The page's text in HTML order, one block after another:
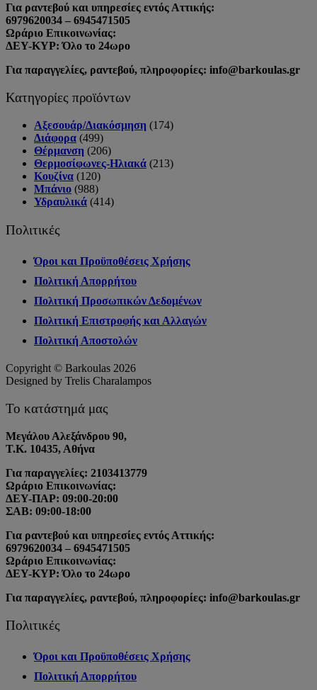
Για ραντεβού και υπηρεσίες εντός Αττικής:
6979620034 – 6945471505
Ωράριο Επικοινωνίας:
ΔΕΥ-ΚΥΡ: Όλο το 24ωρο
Για παραγγελίες, ραντεβού, πληροφορίες: info@barkoulas.gr
Κατηγορίες προϊόντων
Αξεσουάρ/Διακόσμηση (174)
Διάφορα (499)
Θέρμανση (206)
Θερμοσίφωνες-Ηλιακά (213)
Κουζίνα (120)
Μπάνιο (988)
Υδραυλικά (414)
Πολιτικές
Όροι και Προϋποθέσεις Χρήσης
Πολιτική Απορρήτου
Πολιτική Προσωπικών Δεδομένων
Πολιτική Επιστροφής και Αλλαγών
Πολιτική Αποστολών
Copyright © Barkoulas 2026
Designed by Trelis Charalampos
Το κατάστημά μας
Μεγάλου Αλεξάνδρου 90,
Τ.Κ. 10435, Αθήνα
Για παραγγελίες: 2103413779
Ωράριο Επικοινωνίας:
ΔΕΥ-ΠΑΡ: 09:00-20:00
ΣΑΒ: 09:00-18:00
Για ραντεβού και υπηρεσίες εντός Αττικής:
6979620034 – 6945471505
Ωράριο Επικοινωνίας:
ΔΕΥ-ΚΥΡ: Όλο το 24ωρο
Για παραγγελίες, ραντεβού, πληροφορίες: info@barkoulas.gr
Πολιτικές
Όροι και Προϋποθέσεις Χρήσης
Πολιτική Απορρήτου